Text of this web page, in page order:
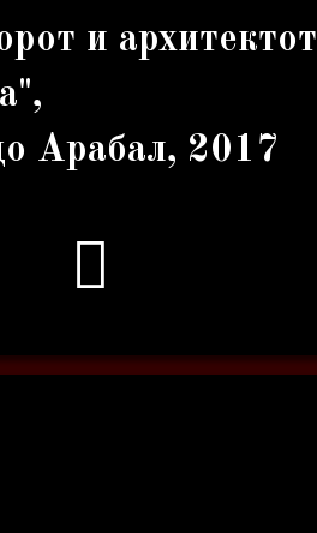
и архитектот
Арабал, 2017